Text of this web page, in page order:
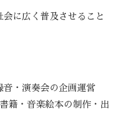
に広く普及させること
音・演奏会の企画運営
籍・音楽絵本の制作・出